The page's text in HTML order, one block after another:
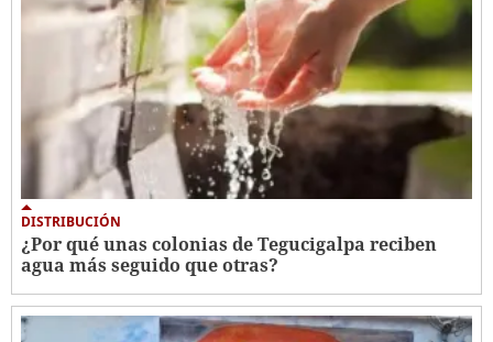
DISTRIBUCIÓN
¿Por qué unas colonias de Tegucigalpa reciben
agua más seguido que otras?